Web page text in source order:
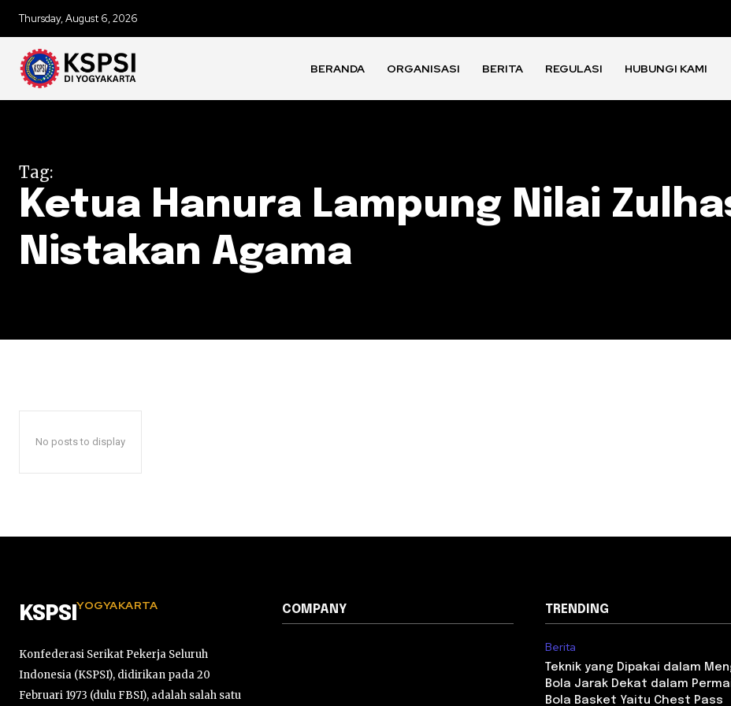
Thursday, August 6, 2026
BERANDA ORGANISASI BERITA REGULASI HUBUNGI KAMI
Tag:
Ketua Hanura Lampung Nilai
Nistakan Agama
No posts to display
KSPSI YOGYAKARTA
Konfederasi Serikat Pekerja Seluruh
Indonesia (KSPSI), didirikan pada 20
Februari 1973 (dulu FBSI), adalah salah satu
COMPANY TRENDING
Berita
Teknik yang Dipakai dalam
Bola Jarak Dekat dalam
Bola Basket Yaitu Chest Pass